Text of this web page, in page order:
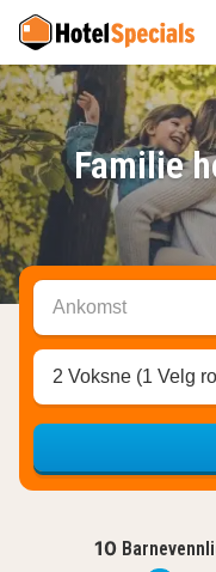
Familie
Ankomst
2 Voksne (1 Velg
10